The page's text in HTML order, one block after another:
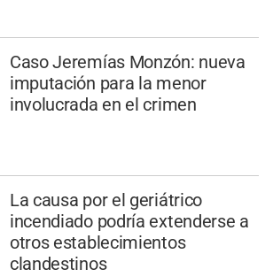
Caso Jeremías Monzón: nueva
imputación para la menor
involucrada en el crimen
La causa por el geriátrico
incendiado podría extenderse a
otros establecimientos
clandestinos